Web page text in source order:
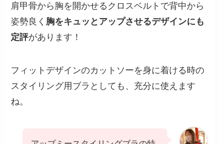
肩甲骨から胸を開かせるクロスベルトで背中から
姿勢良く 胸をキュッとアップさせるデザインにも
定評があります！
フィットデザインのカットソーを身に着ける時の
スタイリング用ブラとしても、充分に使えます
ね。